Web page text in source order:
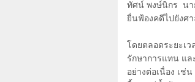
ทัศน์ พงษ์นิกร นา
ยื่นฟ้องคดีไปยังศ
โดยตลอดระยะเ
รักษาการแทน แล
อย่างต่อเนื่อง เช่